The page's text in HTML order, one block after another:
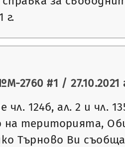
г.
2760 #1 / 27.10.2021
чл. 124б, ал. 2 и чл.
на територията,
Търново Ви